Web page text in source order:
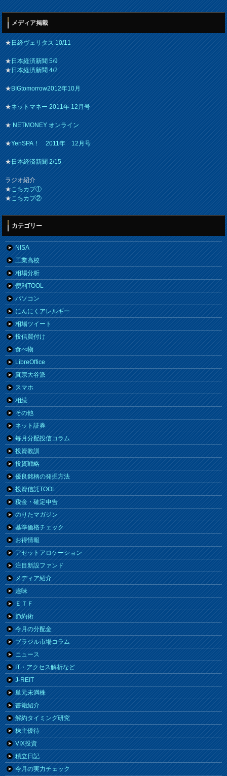
メディア掲載
★日経ヴェリタス 10/11
★日本経済新聞 5/9
★日本経済新聞 4/2
★BIGtomorrow2012年10月
★ネットマネー 2011年 12月号
★NETMONEY オンライン
★YenSPA！ 2011年 12月号
★日本経済新聞 2/15
ラジオ紹介
★こちカブ①
★こちカブ②
カテゴリー
NISA
工業高校
相場分析
便利TOOL
パソコン
にんにくアレルギー
相場ツイート
投信買付け
食べ物
LibreOffice
真宗大谷派
スマホ
相続
その他
ネット証券
毎月分配投信コラム
投資教訓
投資戦略
優良銘柄の発掘方法
投資信託TOOL
税金・確定申告
のりたマガジン
基準価格チェック
お得情報
アセットアロケーション
注目新設ファンド
メディア紹介
趣味
ＥＴＦ
節約術
今月の分配金
ブラジル市場コラム
ニュース
IT・アクセス解析など
J-REIT
単元未満株
書籍紹介
解約タイミング研究
株主優待
VIX投資
積立日記
今月の実力チェック